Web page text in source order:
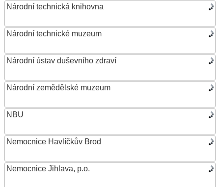
Národní technická knihovna
Národní technické muzeum
Národní ústav duševního zdraví
Národní zemědělské muzeum
NBU
Nemocnice Havlíčkův Brod
Nemocnice Jihlava, p.o.